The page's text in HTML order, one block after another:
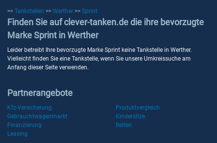
>> Tankstellen >> Werther >> Sprint
Finden Sie auf clever-tanken.de die ihre bevorzugte
Marke Sprint in Werther
Leider betreibt Ihre bevorzugte Marke Sprint keine Tankstelle in Werther.
Vielleicht finden Sie eine Tankstelle, wenn Sie unsere Umkreissuche am
Anfang dieser Seite verwenden.
Partnerangebote
Kfz-Versicherung
Produktvergleich
Gebrauchtwagenmarkt
Kindersitze
Finanzierung
Reifen
Leasing